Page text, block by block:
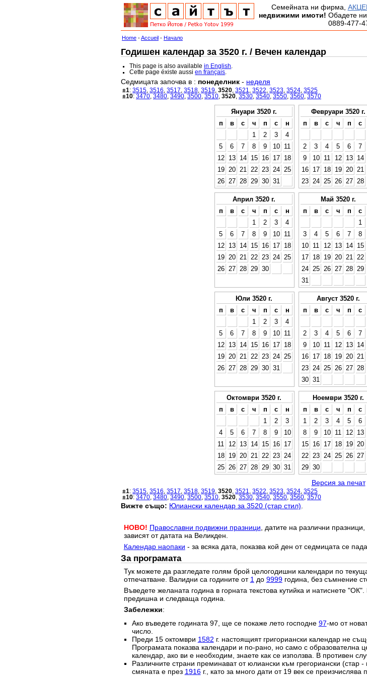
Семейната ни фирма,
недвижими имоти! Обадете
0889-477-
Home -Accueil - Начало
Годишен календар за 3520 г. / Вечен календар
This page is also availablein English
Cette page éxiste aussien français
Седмицата започва в : понеделник - неделя
±1: 3515 3516 3517 3518 3519 3520 3521 3522 3523 3524 3525
±10: 3470 3480 3490 3500 3510 3520 3530 3540 3550 3560 3570
Януари 3520 г.
п
в с ч п с
н
1
2 3
4
5
6 7 8 9 10
11
12
13 14 15 16 17
18
19
20 21 22 23 24
25
26
27 28 29 30 31
Февруари 3520 г.
п
в с ч п с
2
3 4 5 6 7
9
10 11 12 13 14
16
17 18 19 20 21
23
24 25 26 27 28
Април 3520 г.
п
в с ч п с
н
1
2 3
4
5
6 7 8 9 10
11
12
13 14 15 16 17
18
19
20 21 22 23 24
25
26
27 28 29 30
Май 3520 г.
п
в с ч п с
1
3
4 5 6 7 8
10
11 12 13 14 15
17
18 19 20 21 22
24
25 26 27 28 29
31
Юли 3520 г.
п
в с ч п с
н
1
2 3
4
5
6 7 8 9 10
11
12
13 14 15 16 17
18
19
20 21 22 23 24
25
26
27 28 29 30 31
Август 3520 г.
п
в с ч п с
2
3 4 5 6 7
9
10 11 12 13 14
16
17 18 19 20 21
23
24 25 26 27 28
30 31
Октомври 3520 г.
п
в с ч п с
н
1
2
3
4
5 6 7 8 9
10
11
12 13 14 15 16
17
18
19 20 21 22 23
24
25
26 27 28 29 30 31
Ноември 3520 г.
п
в с ч п с
1
2 3 4 5 6
8
9 10 11 12 13
15
16 17 18 19 20
22
23 24 25 26 27
29 30
Версия за печат
±1: 3515 3516 3517 3518 3519 3520 3521 3522 3523 3524 3525
±10: 3470 3480 3490 3500 3510 3520 3530 3540 3550 3560 3570
Вижте също: Юлиански календар за 3520 (стар стил)
НОВО! Православни подвижни празници , датите на различни
зависят от датата на Великден.
Календар наопаки - за всяка дата, показва кой ден от седмицата се
За програмата
Тук можете да разгледате голям брой целогодишни календари по
отпечатване. Валидни са годините от 1до 9999година, без съмнение
Въведете желаната година в горната текстова кутийка и натиснете
предишна и следваща година.
Забележки:
Ако въведете годината 97, ще се покаже лето господне 97-мо от
число.
Преди 15 октомври 1582 г. настоящият григориански календар не
Програмата показва календари и по-рано, но само с образователна
календар, ако ви е необходим, знаете как се използва. В противен
Различните страни преминават от юлиански към грегориански
смяната е през 1916г., като за много дати от 19 век се